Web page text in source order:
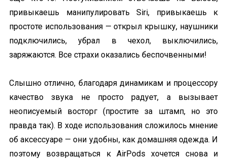
привыкаешь манипулировать Siri, привыкаешь к
простоте использования — открыл крышку, наушники
подключились, убрал в чехол, выключились,
заряжаются. Все страхи оказались беспочвенными!
Слышно отлично, благодаря динамикам и процессору
качество звука не просто радует, а вызывает
неописуемый восторг (простите за штамп, но это
правда так). В ходе использования сложилось мнение
об аксессуаре — они удобны, как домашняя одежда. И
поэтому возвращаться к AirPods хочется снова и